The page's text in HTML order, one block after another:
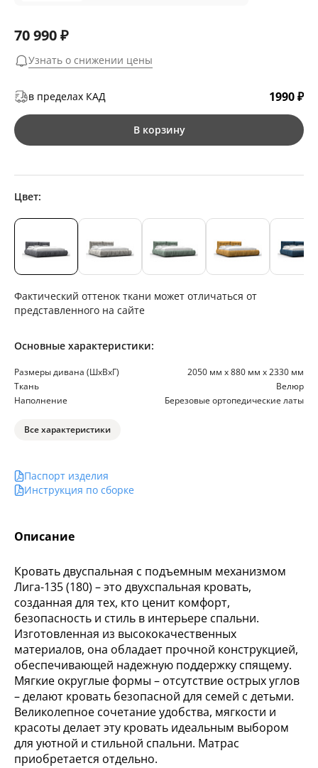
Описание
Кровать двуспальная с подъемным механизмом
Лига-135 (180) – это двухспальная кровать,
созданная для тех, кто ценит комфорт,
безопасность и стиль в интерьере спальни.
Изготовленная из высококачественных
материалов, она обладает прочной конструкцией,
обеспечивающей надежную поддержку спящему.
Мягкие округлые формы – отсутствие острых углов
– делают кровать безопасной для семей с детьми.
Великолепное сочетание удобства, мягкости и
красоты делает эту кровать идеальным выбором
для уютной и стильной спальни. Матрас
приобретается отдельно.
70 990 ₽
Узнать о снижении цены
в пределах КАД 1990 ₽
В корзину
Цвет:
Фактический оттенок ткани может отличаться от
представленного на сайте
Основные характеристики:
Размеры дивана (ШхВхГ)
2050 мм х 880 мм х 2330 мм
Ткань
Велюр
Наполнение
Березовые ортопедические латы
Все характеристики
Паспорт изделия
Инструкция по сборке